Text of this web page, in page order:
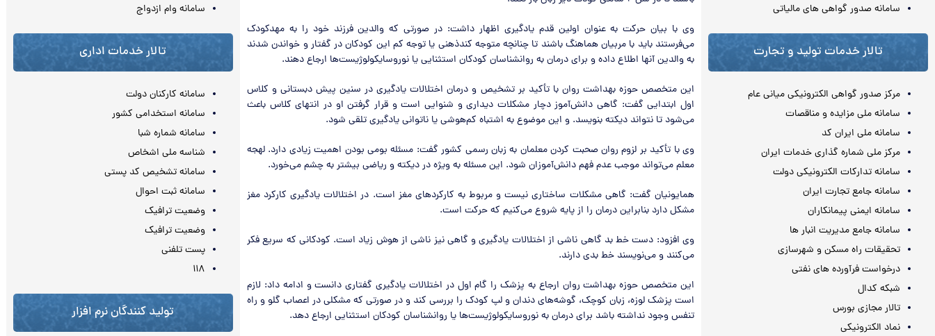
سامانه صدور گواهی های مالیاتی
تالار خدمات تولید و تجارت
مرکز صدور گواهی الکترونیکی میانی عام
سامانه ملی مزایده و مناقصات
سامانه ملی ایران کد
مرکز ملی شماره گذاری خدمات ایران
سامانه تدارکات الکترونیکی دولت
سامانه جامع تجارت ایران
سامانه ایمنی پیمانکاران
سامانه جامع مدیریت انبار ها
تحقیقات راه مسکن و شهرسازی
درخواست فرآورده های نفتی
شبکه کدال
تالار مجازی بورس
نماد الکترونیکی
وی با بیان حرکت به عنوان اولین قدم یادگیری اظهار داشت: در صورتی که والدین فرزند خود را به مهدکودک
می‌فرستند باید با مربیان هماهنگ باشند تا چنانچه متوجه کندذهنی یا توجه کم این کودکان در گفتار و خواندن شدند
به والدین آنها اطلاع داده و برای درمان به روانشناسان کودکان استثنایی یا نوروسایکولوژیست‌ها ارجاع دهند.
این متخصص حوزه بهداشت روان با تأکید بر تشخیص و درمان اختلالات یادگیری در سنین پیش دبستانی و کلاس
اول ابتدایی گفت: گاهی دانش‌آموز دچار مشکلات دیداری و شنوایی است و قرار گرفتن او در انتهای کلاس باعث
می‌شود تا نتواند دیکته بنویسد. و این موضوع به اشتباه کم‌هوشی یا ناتوانی یادگیری تلقی شود.
وی با تأکید بر لزوم روان صحبت کردن معلمان به زبان رسمی کشور گفت: مسئله بومی بودن اهمیت زیادی دارد. لهجه
معلم می‌تواند موجب عدم فهم دانش‌آموزان شود. این مسئله به ویژه در دیکته و ریاضی بیشتر به چشم می‌خورد.
همایونیان گفت: گاهی مشکلات ساختاری نیست و مربوط به کارکردهای مغز است. در اختلالات یادگیری کارکرد مغز
مشکل دارد بنابراین درمان را از پایه شروع ‌می‌کنیم که حرکت است.
وی افزود: دست خط بد گاهی ناشی از اختلالات یادگیری و گاهی نیز ناشی از هوش زیاد است. کودکانی که سریع فکر
می‌کنند و می‌نویسند خط بدی دارند.
این متخصص حوزه بهداشت روان ارجاع به پزشک را گام اول در اختلالات یادگیری گفتاری دانست و ادامه داد: لازم
است پزشک لوزه، زبان کوچک، گوشه‌های دندان و لپ کودک را بررسی کند و در صورتی که مشکلی در اعصاب گلو و راه
تنفس وجود نداشته باشد برای درمان به نوروسایکولوژیست‌ها یا روانشناسان کودکان استثنایی ارجاع دهد.
سامانه وام ازدواج
تالار خدمات اداری
سامانه کارکنان دولت
سامانه استخدامی کشور
سامانه شماره شبا
شناسه ملی اشخاص
سامانه تشخیص کد پستی
سامانه ثبت احوال
وضعیت ترافیک
وضعیت ترافیک
پست تلفنی
۱۱۸
تولید کنندگان نرم افزار